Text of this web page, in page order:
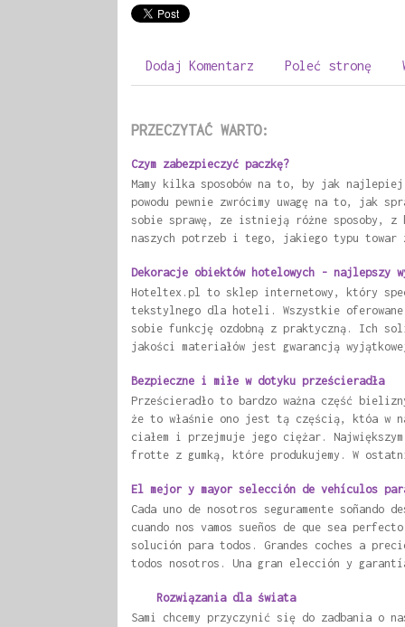
Dodaj Komentarz Poleć stronę
PRZECZYTAĆ WARTO:
Czym zabezpieczyć paczkę?
Mamy kilka sposobów na to, by jak
powodu pewnie zwrócimy uwagę na to, jak
sobie sprawę, ze istnieją różne sposoby, z
naszych potrzeb i tego, jakiego typu towar
Dekoracje obiektów hotelowych - najlepszy
Hoteltex.pl to sklep internetowy, który
tekstylnego dla hoteli. Wszystkie
sobie funkcję ozdobną z praktyczną. Ich
jakości materiałów jest gwarancją
Bezpieczne i miłe w dotyku prześcieradła
Prześcieradło to bardzo ważna część
że to właśnie ono jest tą częścią, któa w
ciałem i przejmuje jego ciężar.
frotte z gumką, które produkujemy. W
El mejor y mayor selección de vehículos
Cada uno de nosotros seguramente
cuando nos vamos sueños de que sea
solución para todos. Grandes coches a
todos nosotros. Una gran elección y
Rozwiązania dla świata
Sami chcemy przyczynić się do zadbania o